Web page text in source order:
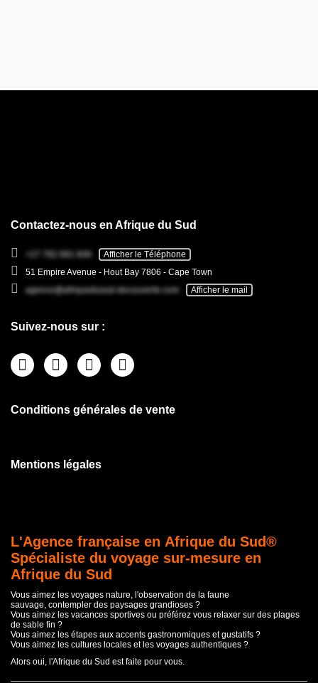
Contactez-nous en Afrique du Sud
+27 782 681 846
Afficher le Téléphone
51 Empire Avenue - Hout Bay 7806 - Cape Town
agence@afriquedusud-decouverte.com
Afficher le mail
Suivez-nous sur :
Conditions générales de vente
Mentions légales
L'Agence française en Afrique du Sud®
Spécialiste du voyage sur-mesure en
Afrique du Sud
Vous aimez les voyages nature, l'observation de la faune
sauvage, contempler des paysages grandioses ?
Vous aimez les vacances sportives ou préférez vous relaxer sur des plages
de sable fin ?
Vous aimez les étapes aux accents gastronomiques et gustatifs ?
Vous aimez les cultures locales et les voyages authentiques ?
Alors oui, l'Afrique du Sud est faite pour vous.